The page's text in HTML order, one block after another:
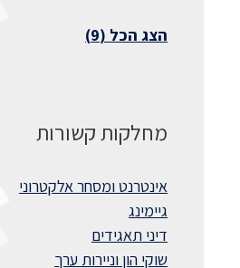
הצג הכל (9)
מחלקות קשורות
אינטרנט ומסחר אלקטרוני
גיימינג
דיני תאגידים
שוקי הון וניירות ערך